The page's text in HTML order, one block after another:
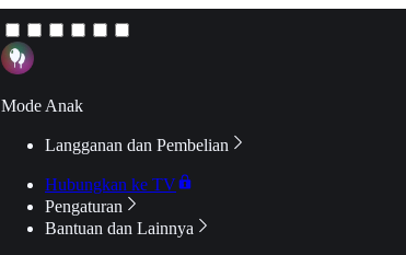
Mode Anak
Langganan dan Pembelian
Hubungkan ke TV
Pengaturan
Bantuan dan Lainnya